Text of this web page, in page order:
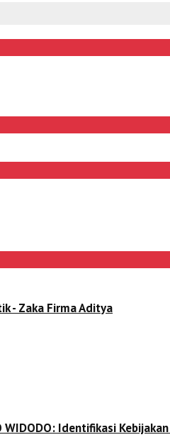
- Zaka Firma Aditya
WIDODO: Identifikasi